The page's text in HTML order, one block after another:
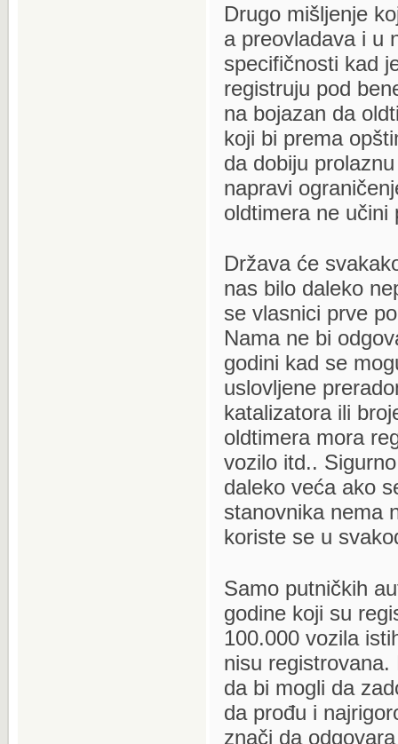
Drugo mišljenje
a preovladava i u
specifičnosti kad
registruju pod
na bojazan da
koji bi prema
da dobiju
napravi
oldtimera ne učini
Država će
nas bilo daleko
se vlasnici prve
Nama ne bi
godini kad se
uslovljene
katalizatora ili
oldtimera mora
vozilo itd..
daleko veća ako
stanovnika nema
koriste se u
Samo putničkih
godine koji su
100.000 vozila
nisu
da bi mogli da
da prođu i
znači da